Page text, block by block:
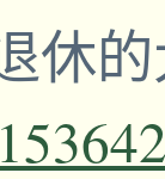
休